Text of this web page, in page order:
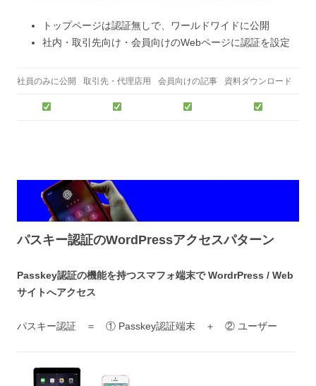
トップページは認証無しで、ワールドワイドに公開
社内・取引先向け・会員向けのWebページに認証を設定
社員のみに公開 取引先・代理店用 会員向けの記事 資料ダウンロード
パスキー認証のWordPressアクセスパターン
Passkey認証の機能を持つスマフォ端末で WordrPress / Web
サイトへアクセス
パスキー認証 ＝ ① Passkey認証端末 ＋ ② ユーザー